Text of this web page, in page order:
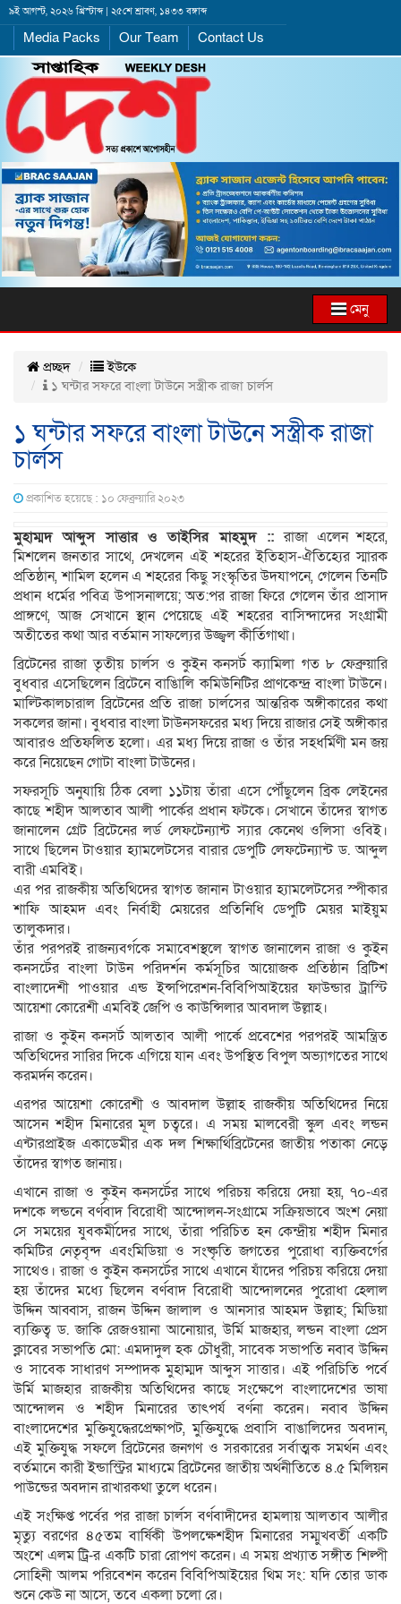
৯ই আগস্ট, ২০২৬ খ্রিস্টাব্দ | ২৫শে শ্রাবণ, ১৪৩৩ বঙ্গাব্দ
Media Packs Our Team Contact Us
মেনু
প্রচ্ছদ
ইউকে
১ ঘন্টার সফরে বাংলা টাউনে সস্ত্রীক রাজা চার্লস
১ ঘন্টার সফরে বাংলা টাউনে সস্ত্রীক রাজা
চার্লস
প্রকাশিত হয়েছে : ১০ ফেব্রুয়ারি ২০২৩
মুহাম্মদ আব্দুস সাত্তার ও তাইসির মাহমুদ ::রাজা এলেন শহরে,
মিশলেন জনতার সাথে, দেখলেন এই শহরের ইতিহাস-ঐতিহ্যের স্মারক
প্রতিষ্ঠান, শামিল হলেন এ শহরের কিছু সংস্কৃতির উদযাপনে, গেলেন তিনটি
প্রধান ধর্মের পবিত্র উপাসনালয়ে; অত:পর রাজা ফিরে গেলেন তাঁর প্রাসাদ
প্রাঙ্গণে, আজ সেখানে স্থান পেয়েছে এই শহরের বাসিন্দাদের সংগ্রামী
অতীতের কথা আর বর্তমান সাফল্যের উজ্জ্বল কীর্তিগাথা।
ব্রিটেনের রাজা তৃতীয় চার্লস ও কুইন কনসর্ট ক্যামিলা গত ৮ ফেব্রুয়ারি
বুধবার এসেছিলেন ব্রিটেনে বাঙিালি কমিউনিটির প্রাণকেন্দ্র বাংলা টাউনে।
মাল্টিকালচারাল ব্রিটেনের প্রতি রাজা চার্লসের আন্তরিক অঙ্গীকারের কথা
সকলের জানা। বুধবার বাংলা টাউনসফরের মধ্য দিয়ে রাজার সেই অঙ্গীকার
আবারও প্রতিফলিত হলো। এর মধ্য দিয়ে রাজা ও তাঁর সহধর্মিণী মন জয়
করে নিয়েছেন গোটা বাংলা টাউনের।
সফরসূচি অনুযায়ি ঠিক বেলা ১১টায় তাঁরা এসে পৌঁছুলেন ব্রিক লেইনের
কাছে শহীদ আলতাব আলী পার্কের প্রধান ফটকে। সেখানে তাঁদের স্বাগত
জানালেন গ্রেট ব্রিটেনের লর্ড লেফটেন্যান্ট স্যার কেনেথ ওলিসা ওবিই।
সাথে ছিলেন টাওয়ার হ্যামলেটসের বারার ডেপুটি লেফটেন্যান্ট ড. আব্দুল
বারী এমবিই।
এর পর রাজকীয় অতিথিদের স্বাগত জানান টাওয়ার হ্যামলেটসের স্পীকার
শাফি আহমদ এবং নির্বাহী মেয়রের প্রতিনিধি ডেপুটি মেয়র মাইয়ুম
তালুকদার।
তাঁর পরপরই রাজন্যবর্গকে সমাবেশস্থলে স্বাগত জানালেন রাজা ও কুইন
কনসর্টের বাংলা টাউন পরিদর্শন কর্মসূচির আয়োজক প্রতিষ্ঠান ব্রিটিশ
বাংলাদেশী পাওয়ার এন্ড ইন্সপিরেশন-বিবিপিআইয়ের ফাউন্ডার ট্রাস্টি
আয়েশা কোরেশী এমবিই জেপি ও কাউন্সিলার আবদাল উল্লাহ।
রাজা ও কুইন কনসর্ট আলতাব আলী পার্কে প্রবেশের পরপরই আমন্ত্রিত
অতিথিদের সারির দিকে এগিয়ে যান এবং উপস্থিত বিপুল অভ্যাগতের সাথে
করমর্দন করেন।
এরপর আয়েশা কোরেশী ও আবদাল উল্লাহ রাজকীয় অতিথিদের নিয়ে
আসেন শহীদ মিনারের মূল চত্বরে। এ সময় মালবেরী স্কুল এবং লন্ডন
এন্টারপ্রাইজ একাডেমীর এক দল শিক্ষার্থিব্রিটেনের জাতীয় পতাকা নেড়ে
তাঁদের স্বাগত জানায়।
এখানে রাজা ও কুইন কনসর্টের সাথে পরিচয় করিয়ে দেয়া হয়, ৭০-এর
দশকে লন্ডনে বর্ণবাদ বিরোধী আন্দোলন-সংগ্রামে সক্রিয়ভাবে অংশ নেয়া
সে সময়ের যুবকর্মীদের সাথে, তাঁরা পরিচিত হন কেন্দ্রীয় শহীদ মিনার
কমিটির নেতৃবৃন্দ এবংমিডিয়া ও সংষ্কৃতি জগতের পুরোধা ব্যক্তিবর্গের
সাথেও। রাজা ও কুইন কনসর্টের সাথে এখানে যাঁদের পরিচয় করিয়ে দেয়া
হয় তাঁদের মধ্যে ছিলেন বর্ণবাদ বিরোধী আন্দোলনের পুরোধা হেলাল
উদ্দিন আব্বাস, রাজন উদ্দিন জালাল ও আনসার আহমদ উল্লাহ; মিডিয়া
ব্যক্তিত্ব ড. জাকি রেজওয়ানা আনোয়ার, উর্মি মাজহার, লন্ডন বাংলা প্রেস
ক্লাবের সভাপতি মো: এমদাদুল হক চৌধুরী, সাবেক সভাপতি নবাব উদ্দিন
ও সাবেক সাধারণ সম্পাদক মুহাম্মদ আব্দুস সাত্তার। এই পরিচিতি পর্বে
উর্মি মাজহার রাজকীয় অতিথিদের কাছে সংক্ষেপে বাংলাদেশের ভাষা
আন্দোলন ও শহীদ মিনারের তাৎপর্য বর্ণনা করেন। নবাব উদ্দিন
বাংলাদেশের মুক্তিযুদ্ধেরপ্রেক্ষাপট, মুক্তিযুদ্ধে প্রবাসি বাঙালিদের অবদান,
এই মুক্তিযুদ্ধ সফলে ব্রিটেনের জনগণ ও সরকারের সর্বাত্মক সমর্থন এবং
বর্তমানে কারী ইন্ডাস্ট্রির মাধ্যমে ব্রিটেনের জাতীয় অর্থনীতিতে ৪.৫ মিলিয়ন
পাউন্ডের অবদান রাখারকথা তুলে ধরেন।
এই সংক্ষিপ্ত পর্বের পর রাজা চার্লস বর্ণবাদীদের হামলায় আলতাব আলীর
মৃত্যু বরণের ৪৫তম বার্ষিকী উপলক্ষেশহীদ মিনারের সম্মুখবর্তী একটি
অংশে এলম ট্রি-র একটি চারা রোপণ করেন। এ সময় প্রখ্যাত সঙ্গীত শিল্পী
সোহিনী আলম পরিবেশন করেন বিবিপিআইয়ের থিম সং: যদি তোর ডাক
শুনে কেউ না আসে, তবে একলা চলো রে।